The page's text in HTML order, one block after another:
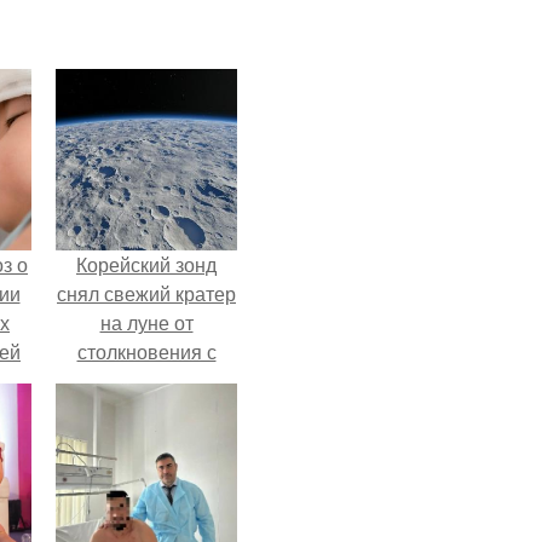
о
Корейский зонд
снял свежий кратер
на луне от
столкновения с
обломком Falcon 9.